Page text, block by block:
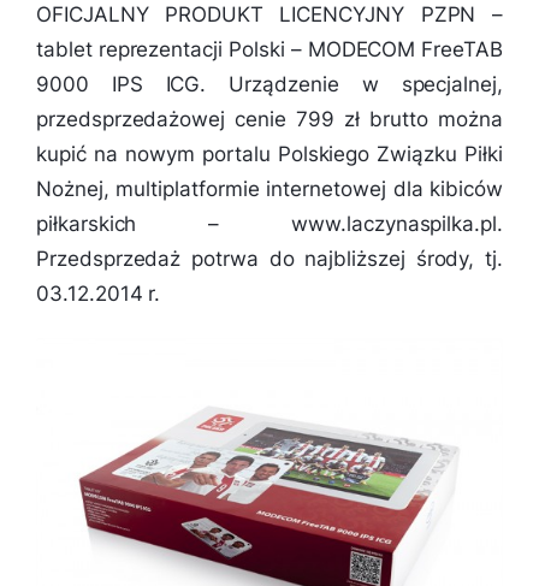
OFICJALNY PRODUKT LICENCYJNY PZPN –
tablet reprezentacji Polski – MODECOM FreeTAB
9000 IPS ICG. Urządzenie w specjalnej,
przedsprzedażowej cenie 799 zł brutto można
kupić na nowym portalu Polskiego Związku Piłki
Nożnej, multiplatformie internetowej dla kibiców
piłkarskich – www.laczynaspilka.pl.
Przedsprzedaż potrwa do najbliższej środy, tj.
03.12.2014 r.